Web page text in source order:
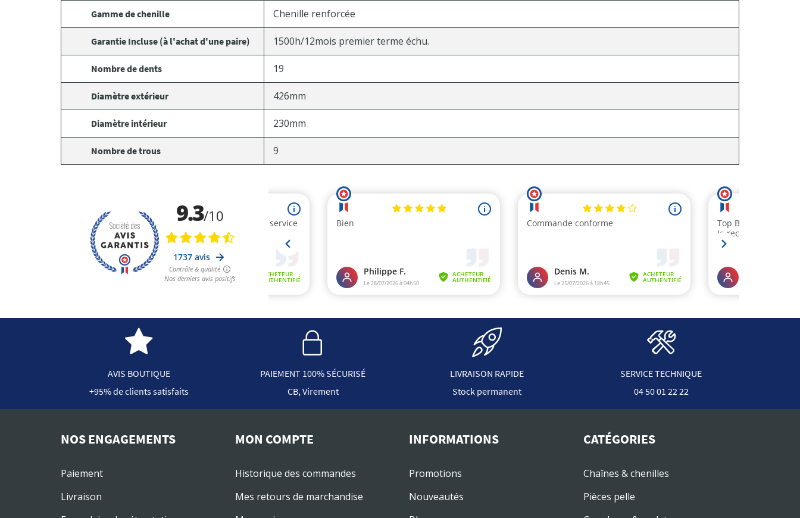
Gamme de chenille Chenille renforcée
Garantie Incluse (à l'achat d'une paire) 1500h/12mois premier terme échu.
Nombre de dents 19
Diamètre extérieur 426mm
Diamètre intérieur 230mm
Nombre de trous 9
AVIS BOUTIQUE
+95% de clients satisfaits
PAIEMENT 100% SÉCURISÉ
CB, Virement
LIVRAISON RAPIDE
Stock permanent
SERVICE TECHNIQUE
04 50 01 22 22
NOS ENGAGEMENTS
Paiement
Livraison
MON COMPTE
Historique des commandes
Mes retours de marchandise
INFORMATIONS
Promotions
Nouveautés
CATÉGORIES
Chaînes & chenilles
Pièces pelle